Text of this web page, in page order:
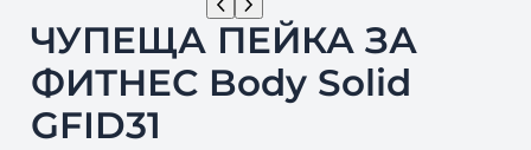
ЧУПЕЩА ПЕЙКА ЗА
ФИТНЕС Body Solid
GFID31